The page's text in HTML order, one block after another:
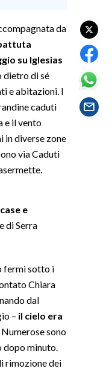
da
su Iglesias
dietro di sé
e abitazioni. I
caduti
e il vento
in diverse zone
via Caduti
e
di Serra
fermi sotto i
Chiara
dal
– il cielo era
Numerose sono
dopo minuto.
rimozione dei